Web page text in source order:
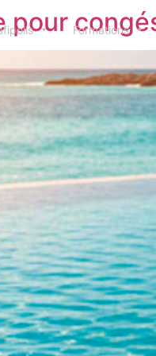
Formations
pour